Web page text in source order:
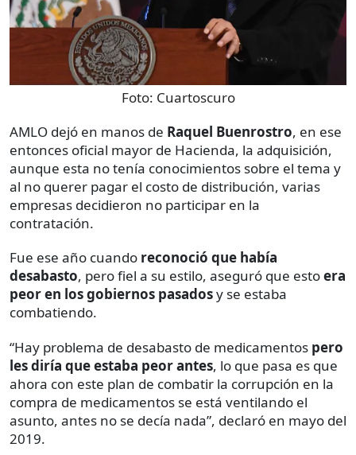
Foto: Cuartoscuro
AMLO dejó en manos de Raquel Buenrostro, en ese
entonces oficial mayor de Hacienda, la adquisición,
aunque esta no tenía conocimientos sobre el tema y
al no querer pagar el costo de distribución, varias
empresas decidieron no participar en la
contratación.
Fue ese año cuando reconoció que había
desabasto, pero fiel a su estilo, aseguró que estoera
peor en los gobiernos pasadosy se estaba
combatiendo.
“Hay problema de desabasto de medicamentos pero
les diría que estaba peor antes, lo que pasa es que
ahora con este plan de combatir la corrupción en la
compra de medicamentos se está ventilando el
asunto, antes no se decía nada”, declaró en mayo del
2019.